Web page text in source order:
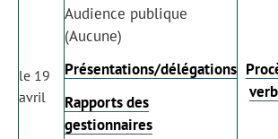
le 19
avril
Audience publique
(Aucune)
Présentations/délégations
Rapports des
gestionnaires